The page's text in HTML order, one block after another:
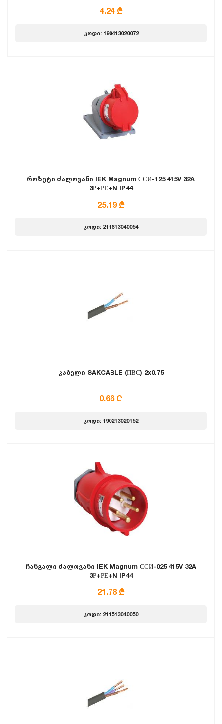
4.24 ₾
კოდი: 190413020072
როზეტი ძალოვანი IEK Magnum ССИ-125 415V 32A
3Р+РЕ+N IP44
25.19 ₾
კოდი: 211613040054
კაბელი SAKCABLE (ПВС) 2x0.75
0.66 ₾
კოდი: 190213020152
ჩანგალი ძალოვანი IEK Magnum ССИ-025 415V 32A
3Р+РЕ+N IP44
21.78 ₾
კოდი: 211513040050